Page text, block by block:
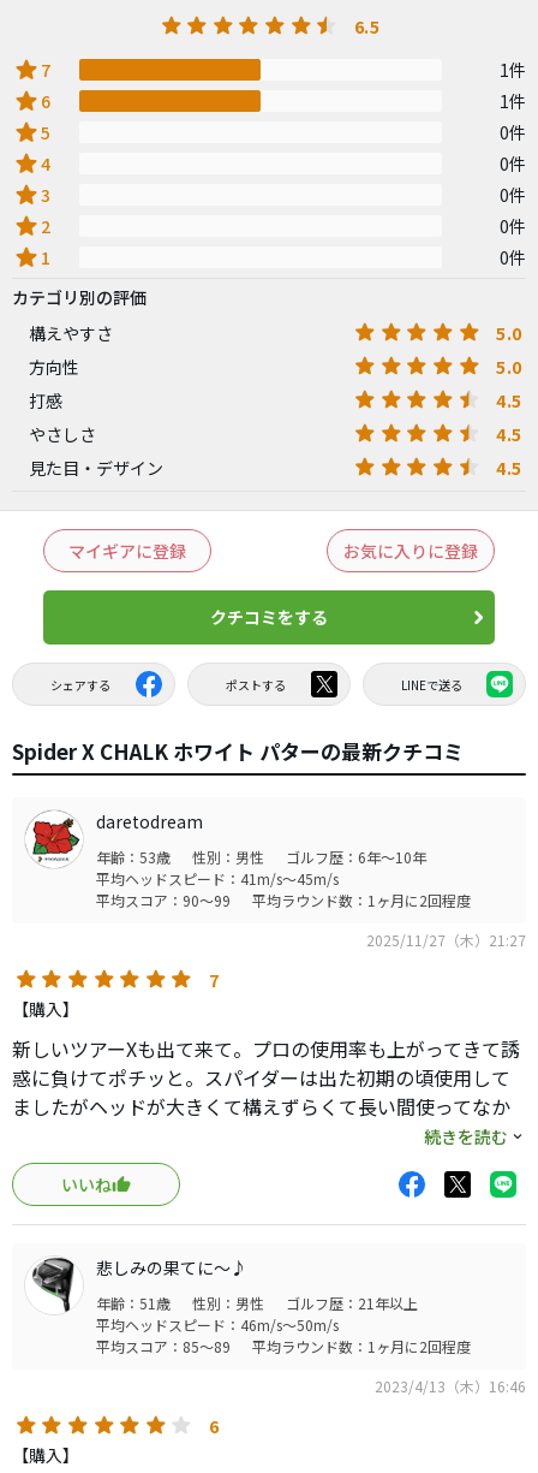
6.5
star 7 1件
star 6 1件
star5 0件
star4 0件
star3 0件
star 2 0件
star 1
0件
カテゴリ別の評価
構えやすさ
5.0
方向性 5.0
打感 4.5
やさしさ 4.5
見た目・デザイン 4.5
マイギアに登録 お気に入りに登録
クチコミをする
シェアする ポストする LINEで送る
Spider X CHALK ホワイト パターの最新クチコミ
daretodream
年齢：53歳 性別：男性
ゴルフ歴：6年～10年
平均ヘッドスピード：41m/s～45m/s
平均スコア：90～99
平均ラウンド数：1ヶ月に2回程度
2025/11/27（木）21:27
7
【購入】
新しいツアーXも出て来て。プロの使用率も上がってきて誘
惑に負けてポチッと。スパイダーは出た初期の頃使用して
ましたがヘッドが大きくて構えずらくて長い間使ってなか
った。久しぶりにヘッドが小さくなって構えて易い感じ。
しばらく使用してみてどうか？
続きを読む
いいね
悲しみの果てに～♪
年齢：51歳 性別：男性
ゴルフ歴：21年以上
平均ヘッドスピード：46m/s～50m/s
平均スコア：85～89
平均ラウンド数：1ヶ月に2回程度
2023/4/13（木）16:46
6
【購入】